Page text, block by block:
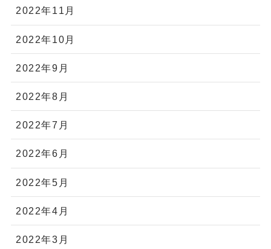
2022年11月
2022年10月
2022年9月
2022年8月
2022年7月
2022年6月
2022年5月
2022年4月
2022年3月